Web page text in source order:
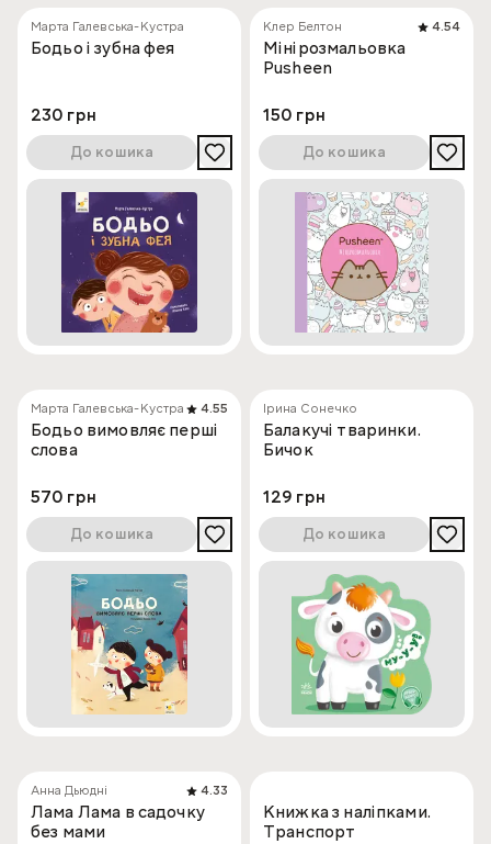
Марта Галевська-Кустра
Бодьо і зубна фея
230 грн
До кошика
Клер Белтон 4.54
Мінірозмальовка
Pusheen
150 грн
До кошика
Марта Галевська-Кустра 4.55
Бодьо вимовляє перші
слова
570 грн
До кошика
Ірина Сонечко
Балакучі тваринки.
Бичок
129 грн
До кошика
Анна Дьюдні 4.33
Лама Лама в садочку
без мами
Книжка з наліпками.
Транспорт